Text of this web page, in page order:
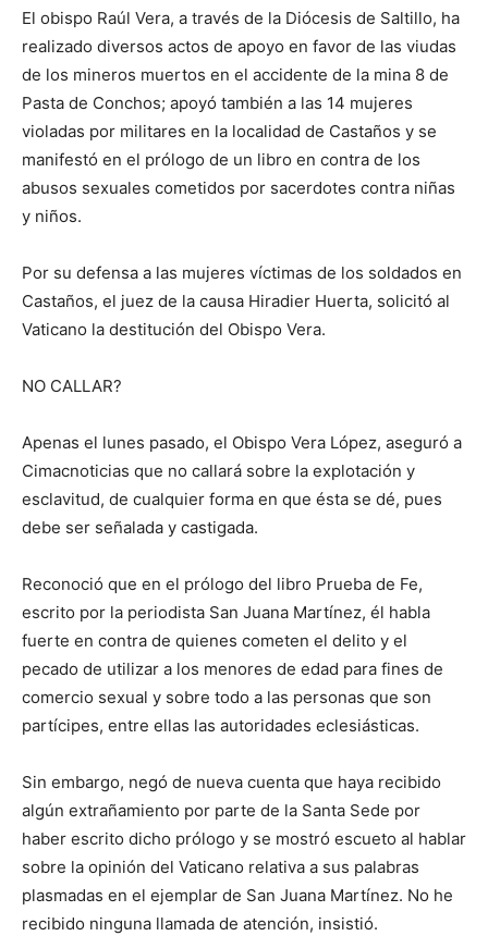
El obispo Raúl Vera, a través de la Diócesis de Saltillo, ha
realizado diversos actos de apoyo en favor de las viudas
de los mineros muertos en el accidente de la mina 8 de
Pasta de Conchos; apoyó también a las 14 mujeres
violadas por militares en la localidad de Castaños y se
manifestó en el prólogo de un libro en contra de los
abusos sexuales cometidos por sacerdotes contra niñas
y niños.
Por su defensa a las mujeres víctimas de los soldados en
Castaños, el juez de la causa Hiradier Huerta, solicitó al
Vaticano la destitución del Obispo Vera.
NO CALLAR?
Apenas el lunes pasado, el Obispo Vera López, aseguró a
Cimacnoticias que no callará sobre la explotación y
esclavitud, de cualquier forma en que ésta se dé, pues
debe ser señalada y castigada.
Reconoció que en el prólogo del libro Prueba de Fe,
escrito por la periodista San Juana Martínez, él habla
fuerte en contra de quienes cometen el delito y el
pecado de utilizar a los menores de edad para fines de
comercio sexual y sobre todo a las personas que son
partícipes, entre ellas las autoridades eclesiásticas.
Sin embargo, negó de nueva cuenta que haya recibido
algún extrañamiento por parte de la Santa Sede por
haber escrito dicho prólogo y se mostró escueto al hablar
sobre la opinión del Vaticano relativa a sus palabras
plasmadas en el ejemplar de San Juana Martínez. No he
recibido ninguna llamada de atención, insistió.